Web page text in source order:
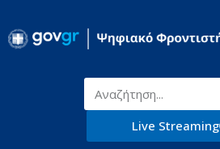
Live Streaming